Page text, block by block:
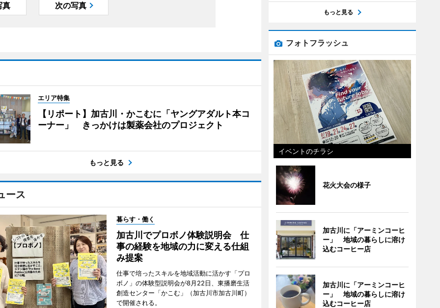
真 次の写真
エリア特集
【リポート】加古川・かこむに「ヤングアダルト本コ
ーナー」 きっかけは製薬会社のプロジェクト
もっと見る
ース
暮らす・働く
加古川でプロボノ体験説明会 仕
事の経験を地域の力に変える仕組
み提案
仕事で培ったスキルを地域活動に活かす「プロ
ボノ」の体験型説明会が8月22日、東播磨生活
創造センター「かこむ」（加古川市加古川町）
で開催される。
もっと見る
フォトフラッシュ
イベントのチラシ
花火大会の様子
加古川に「アーミンコーヒ
ー」 地域の暮らしに溶け
込むコーヒー店
加古川に「アーミンコーヒ
ー」 地域の暮らしに溶け
込むコーヒー店